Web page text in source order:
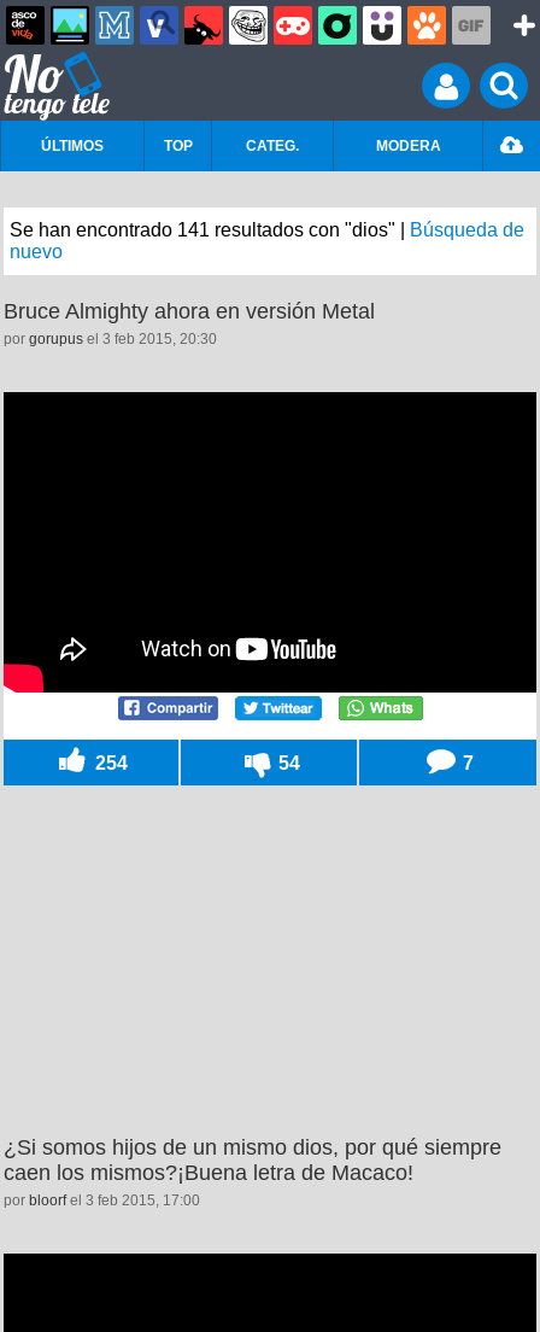
ÚLTIMOS TOP CATEG. MODERA
Se han encontrado 141 resultados con "dios" |
Búsqueda de
nuevo
Bruce Almighty ahora en versión Metal
por gorupus el 3 feb 2015, 20:30
254 54 7
¿Si somos hijos de un mismo dios, por qué siempre
caen los mismos?¡Buena letra de Macaco!
por bloorfel 3 feb 2015, 17:00